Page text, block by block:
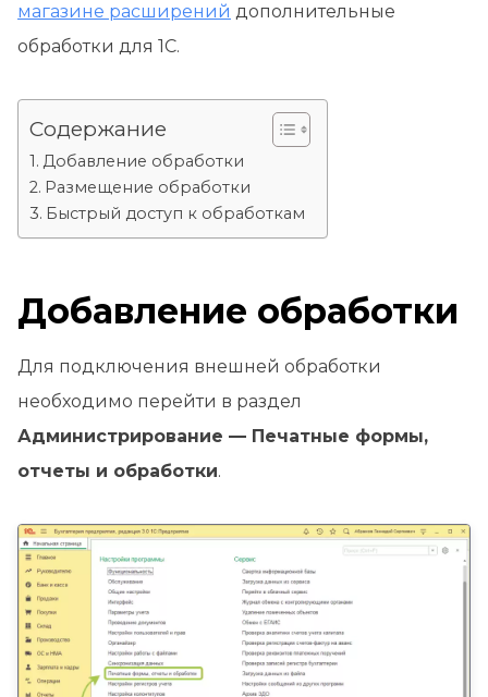
магазине расширений дополнительные
обработки для 1С.
Содержание
Добавление обработки
Размещение обработки
Быстрый доступ к обработкам
Добавление обработки
Для подключения внешней обработки
необходимо перейти в раздел
Администрирование — Печатные формы,
отчеты и обработки.